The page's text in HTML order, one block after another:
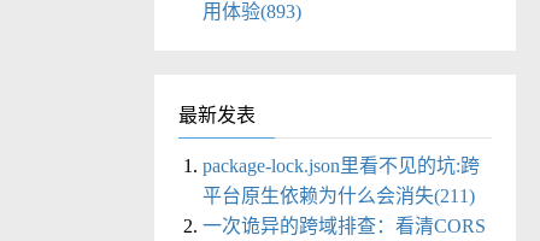
用体验(893)
最新发表
package-lock.json里看不见的坑:跨
平台原生依赖为什么会消失(211)
一次诡异的跨域排查：看清CORS